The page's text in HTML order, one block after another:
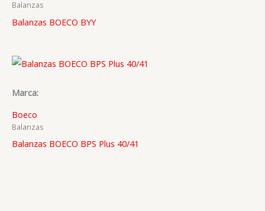
Balanzas
Balanzas BOECO BYY
Marca:
Boeco
Balanzas
Balanzas BOECO BPS Plus 40/41